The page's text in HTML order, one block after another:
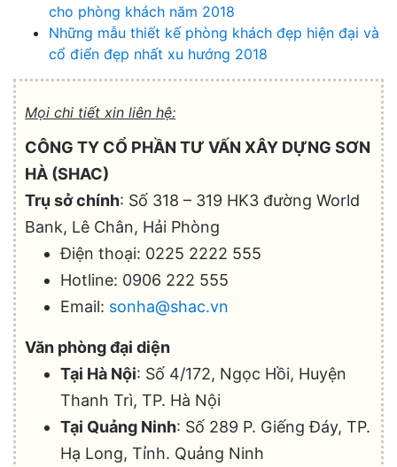
cho phòng khách năm 2018
Những mẫu thiết kế phòng khách đẹp hiện đại và
cổ điển đẹp nhất xu hướng 2018
Mọi chi tiết xin liên hệ:
CÔNG TY CỔ PHẦN TƯ VẤN XÂY DỰNG SƠN
HÀ (SHAC)
Trụ sở chính: Số 318 – 319 HK3 đường World
Bank, Lê Chân, Hải Phòng
Điện thoại: 0225 2222 555
Hotline: 0906 222 555
Email: sonha@shac.vn
Văn phòng đại diện
Tại Hà Nội: Số 4/172, Ngọc Hồi, Huyện
Thanh Trì, TP. Hà Nội
Tại Quảng Ninh: Số 289 P. Giếng Đáy, TP.
Hạ Long, Tỉnh. Quảng Ninh